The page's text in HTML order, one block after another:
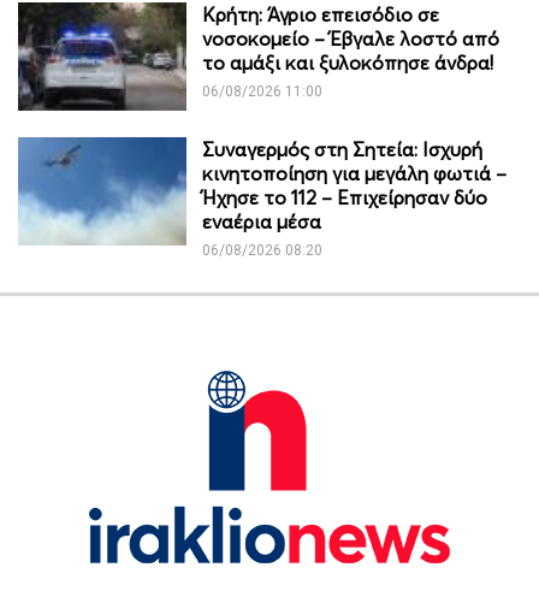
Κρήτη: Άγριο επεισόδιο σε
νοσοκομείο – Έβγαλε λοστό από
το αμάξι και ξυλοκόπησε άνδρα!
06/08/2026 11:00
Συναγερμός στη Σητεία: Ισχυρή
κινητοποίηση για μεγάλη φωτιά –
Ήχησε το 112 – Επιχείρησαν δύο
εναέρια μέσα
06/08/2026 08:20